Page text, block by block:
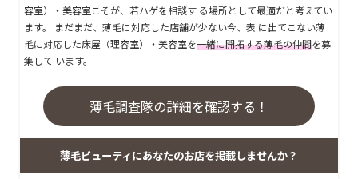
容室）・美容室こそが、若ハゲを相談す る場所として最適だと考えてい
ます。 まだまだ、薄毛に対応した店舗が少ない今、表 に出てこない薄
毛に対応した床屋（理容室）・美容室を一緒に開拓する薄毛の仲間を募
集して います。
薄毛調査隊の詳細を確認する！
薄毛ビューティにあなたのお店を掲載しませんか？